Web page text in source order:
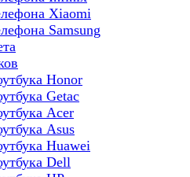
Xiaomi
Samsung
Honor
Getac
Acer
Asus
Huawei
Dell